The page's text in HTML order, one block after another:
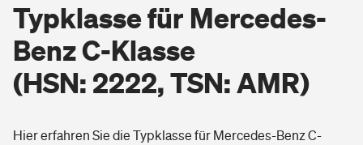
Berufsunfähigkeitsversicherung
Wohnen
Wohngebäudeversicherung
Hausratversicherung
Typklasse für Mercedes-
Benz C-Klasse
(HSN: 2222, TSN: AMR)
Hier erfahren Sie die Typklasse für Mercedes-Benz C-